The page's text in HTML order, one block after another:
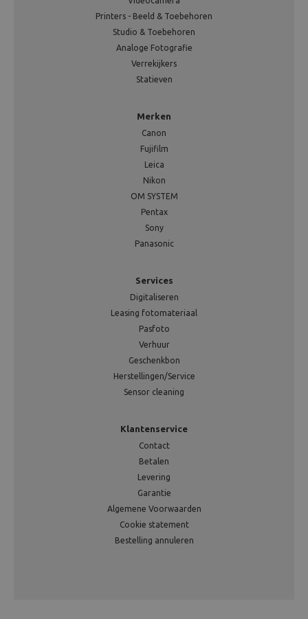
Printers - Beeld & Toebehoren
Studio & Toebehoren
Analoge Fotografie
Verrekijkers
Statieven
Merken
Canon
Fujifilm
Leica
Nikon
OM SYSTEM
Pentax
Sony
Panasonic
Services
Digitaliseren
Leasing fotomateriaal
Pasfoto
Verhuur
Geschenkbon
Herstellingen/Service
Sensor cleaning
Klantenservice
Contact
Betalen
Levering
Garantie
Algemene Voorwaarden
Cookie statement
Bestelling annuleren